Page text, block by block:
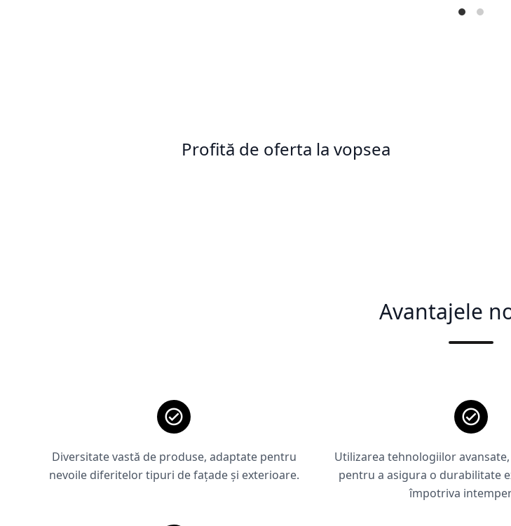
Profită de oferta la vopsea
Avantajele
Diversitate vastă de produse, adaptate pentru
nevoile diferitelor tipuri de fațade și exterioare.
Utilizarea tehnologiilor
pentru a asigura o durabilitate
împotriva